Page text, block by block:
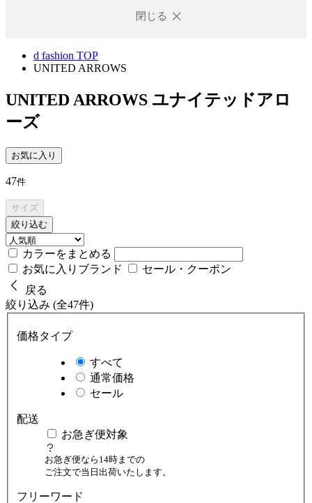
閉じる
d fashion TOP
UNITED ARROWS
UNITED ARROWS ユナイテッドアロ
ーズ
お気に入り
47件
サイズ
絞り込む
カラーをまとめる
お気に入りブランド
セール・クーポン
戻る
絞り込み (全47件)
価格タイプ
すべて
通常価格
セール
配送
お急ぎ便対象
お急ぎ便なら14時までの
ご注文で当日出荷いたします。
フリーワード